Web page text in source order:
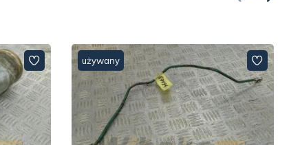
używany